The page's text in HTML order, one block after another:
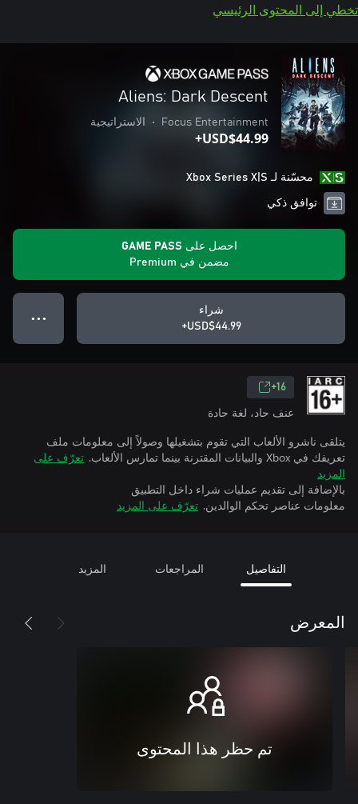
تخطي إلى المحتوى الرئيسي
Aliens: Dark Descent
Focus Entertainment
• الاستراتيجية
USD$44.99+
محسّنة لـ Xbox Series X|S
توافق ذكي
احصل على GAME PASS
مضمن في Premium
شراء
USD$44.99+
● ● ●
16+
عنف حاد، لغة حادة
يتلقى ناشرو الألعاب التي تقوم بتشغيلها وصولاً إلى معلومات ملف
تعريفك في Xbox والبيانات المقترنة بينما تمارس الألعاب.
تعرّف على
المزيد
بالإضافة إلى تقديم عمليات شراء داخل التطبيق
معلومات عناصر تحكم الوالدين. تعرّف على المزيد
التفاصيل المراجعات المزيد
المعرض
تم حظر هذا المحتوى